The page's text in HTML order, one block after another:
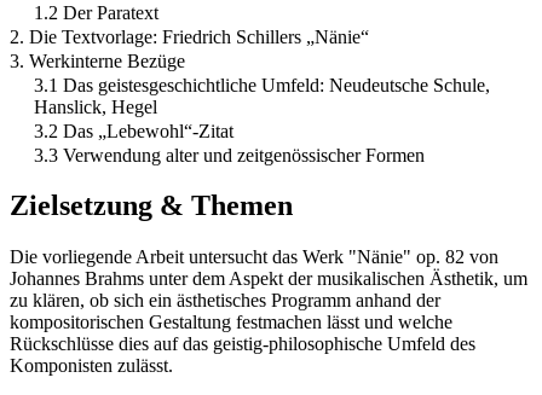
1.2 Der Paratext
2. Die Textvorlage: Friedrich Schillers „Nänie“
3. Werkinterne Bezüge
3.1 Das geistesgeschichtliche Umfeld: Neudeutsche Schule,
Hanslick, Hegel
3.2 Das „Lebewohl“-Zitat
3.3 Verwendung alter und zeitgenössischer Formen
Zielsetzung & Themen
Die vorliegende Arbeit untersucht das Werk "Nänie" op. 82 von
Johannes Brahms unter dem Aspekt der musikalischen Ästhetik, um
zu klären, ob sich ein ästhetisches Programm anhand der
kompositorischen Gestaltung festmachen lässt und welche
Rückschlüsse dies auf das geistig-philosophische Umfeld des
Komponisten zulässt.